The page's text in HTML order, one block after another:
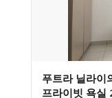
푸트라 닐라이
프라이빗 욕실